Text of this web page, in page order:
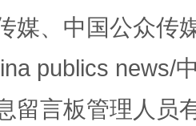
媒、中国公众传
publics news/
留言板管理人员